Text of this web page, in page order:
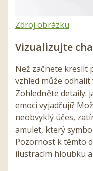
Zdroj obrázku
Vizualizujte
Než začnete kreslit
vzhled může odhalit
Zohledněte detaily:
emoci vyjadřují?
neobvyklý účes,
amulet, který
Pozornost k těmto
ilustracím hloubku